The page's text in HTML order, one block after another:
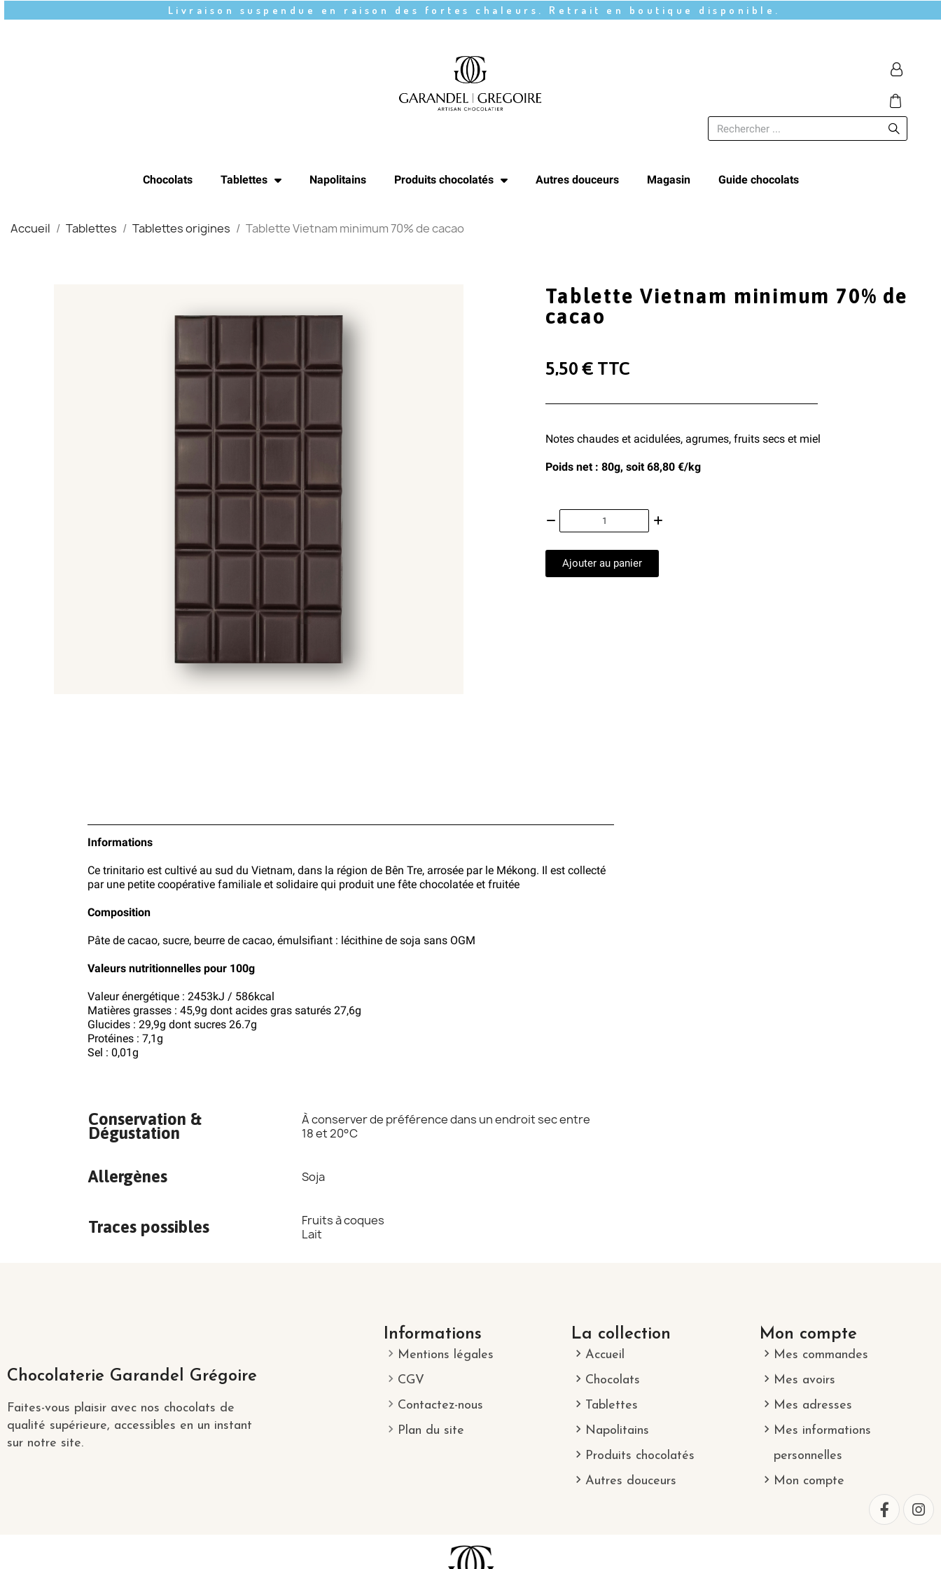
Livraison suspendue en raison des fortes chaleurs. Retrait en boutique disponible.
Chocolats Tablettes Napolitains Produits chocolatés Autres douceurs Magasin Guide chocolats
Accueil Tablettes Tablettes origines Tablette Vietnam minimum 70% de cacao
Tablette Vietnam minimum 70% de
cacao
5,50 € TTC
Notes chaudes et acidulées, agrumes, fruits secs et miel
Poids net : 80g, soit 68,80 €/kg
Ajouter au panier
Informations
Ce trinitario est cultivé au sud du Vietnam, dans la région de Bên Tre, arrosée par le Mékong. Il est collecté
par une petite coopérative familiale et solidaire qui produit une fête chocolatée et fruitée
Composition
Pâte de cacao, sucre, beurre de cacao, émulsifiant : lécithine de soja sans OGM
Valeurs nutritionnelles pour 100g
Valeur énergétique : 2453kJ / 586kcal
Matières grasses : 45,9g dont acides gras saturés 27,6g
Glucides : 29,9g dont sucres 26.7g
Protéines : 7,1g
Sel : 0,01g
Conservation &
Dégustation
À conserver de préférence dans un endroit sec entre
18 et 20°C
Allergènes Soja
Traces possibles
Fruits à coques
Lait
Chocolaterie Garandel Grégoire
Faites-vous plaisir avec nos chocolats de
qualité supérieure, accessibles en un instant
sur notre site.
Informations
Mentions légales
CGV
Contactez-nous
Plan du site
La collection
Accueil
Chocolats
Tablettes
Napolitains
Produits chocolatés
Autres douceurs
Mon compte
Mes commandes
Mes avoirs
Mes adresses
Mes informations
personnelles
Mon compte